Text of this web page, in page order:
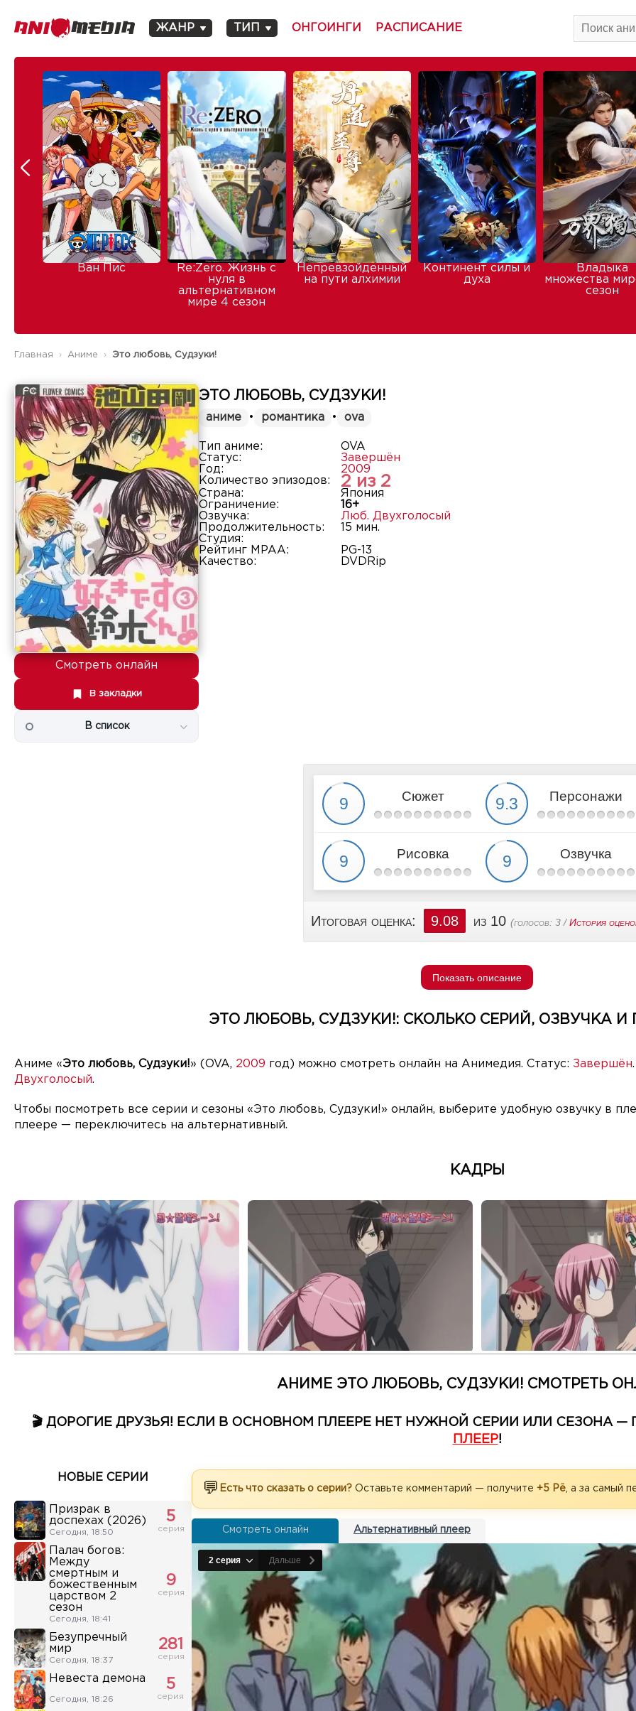
ЖАНР ТИП ОНГОИНГИ РАСПИСАНИЕ
Ван Пис
Re:Zero. Жизнь с
нуля в
альтернативном
мире 4 сезон
Непревзойденный
на пути алхимии
Континент силы и
духа
Владыка
множества
сезон
Главная Аниме Это любовь, Судзуки!
Смотреть онлайн
В закладки
В список
ЭТО ЛЮБОВЬ, СУДЗУКИ!
аниме • романтика • ova
Тип аниме:
OVA
Статус:
Завершён
Год:
2009
Количество эпизодов:
2 из 2
Страна:
Япония
Ограничение:
16+
Озвучка:
Люб. Двухголосый
Продолжительность:
15 мин.
Студия:
Рейтинг MPAA:
PG-13
Качество:
DVDRip
Сюжет Персонажи
Рисовка Озвучка
Итоговая оценка: 9.08 из 10 (голосов: 3 /История
Показать описание
ЭТО ЛЮБОВЬ, СУДЗУКИ!: СКОЛЬКО СЕРИЙ, ОЗВУЧКА И
Аниме «Это любовь, Судзуки!» (OVA, 2009 год) можно смотреть онлайн на Анимедия. Статус: Завершён
Двухголосый.
Чтобы посмотреть все серии и сезоны «Это любовь, Судзуки!» онлайн, выберите удобную озвучку в
плеере — переключитесь на альтернативный.
КАДРЫ
АНИМЕ ЭТО ЛЮБОВЬ, СУДЗУКИ! СМОТРЕТЬ
🎬 ДОРОГИЕ ДРУЗЬЯ! ЕСЛИ В ОСНОВНОМ ПЛЕЕРЕ НЕТ НУЖНОЙ СЕРИИ ИЛИ СЕЗОНА
ПЛЕЕР!
НОВЫЕ СЕРИИ
Призрак в
доспехах (2026)
Сегодня, 18:50
5
серия
Палач богов:
Между
смертным и
божественным
царством 2
сезон
Сегодня, 18:41
9
серия
Безупречный
мир
Сегодня, 18:37
281
серия
Невеста демона
Сегодня, 18:26
5
серия
💬 Есть что сказать о серии? Оставьте комментарий — получите +5 Рё , а за самый
Смотреть онлайн Альтернативный плеер